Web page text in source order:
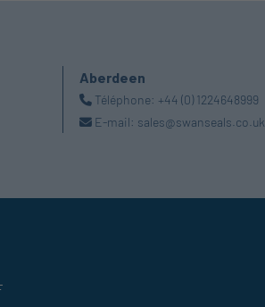
Aberdeen
Téléphone: +44 (0) 1224648999
E-mail: sales@swanseals.co.uk